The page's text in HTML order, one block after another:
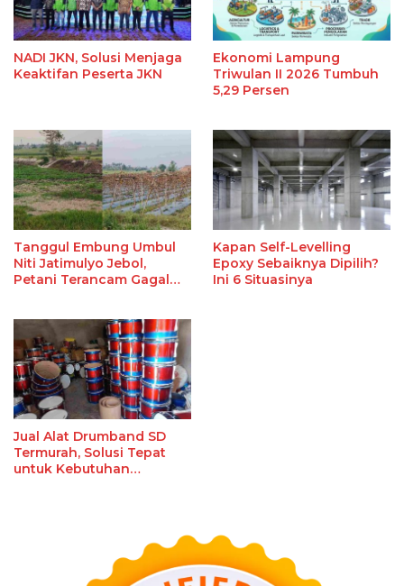
NADI JKN, Solusi Menjaga
Keaktifan Peserta JKN
Ekonomi Lampung
Triwulan II 2026 Tumbuh
5,29 Persen
Tanggul Embung Umbul
Niti Jatimulyo Jebol,
Petani Terancam Gagal
Kapan Self-Levelling
Epoxy Sebaiknya Dipilih?
Ini 6 Situasinya
Jual Alat Drumband SD
Termurah, Solusi Tepat
untuk Kebutuhan